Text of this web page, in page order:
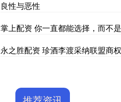
良性与恶性
掌上配资 你一直都能选择，而不
永之胜配资 珍酒李渡采纳联盟商